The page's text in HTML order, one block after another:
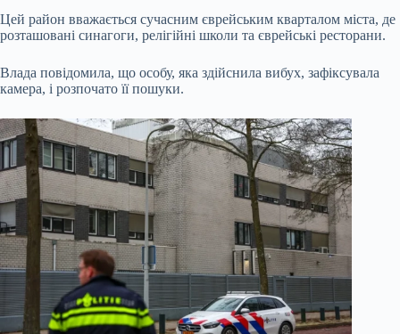
Цей район вважається сучасним єврейським кварталом міста, де
розташовані синагоги, релігійні школи та єврейські ресторани.
Влада повідомила, що особу, яка здійснила вибух, зафіксувала
камера, і розпочато її пошуки.